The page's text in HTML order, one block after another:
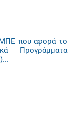
που αφορά το
Προγράμματα